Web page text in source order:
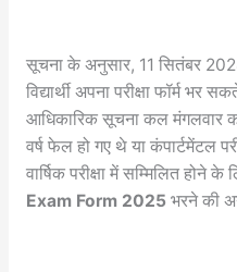
सूचना के अनुसार, 11 सितंबर
विद्यार्थी अपना परीक्षा फॉर्म भर
आधिकारिक सूचना कल मंगलवार
वर्ष फेल हो गए थे या कंपार्टमेंटल
वार्षिक परीक्षा में सम्मिलित होने के
Exam Form 2025 भरने की